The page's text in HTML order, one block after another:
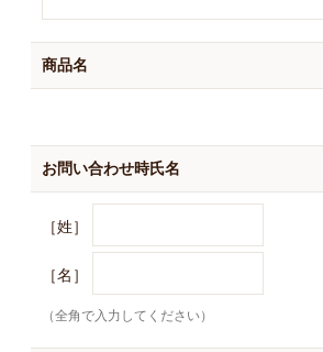
商品名
お問い合わせ時氏名
［姓］
［名］
（全角で入力してください）